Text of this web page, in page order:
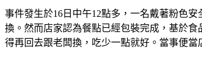
事件發生於16日中午12點多，一名戴著粉色
換。然而店家認為餐點已經包裝完成，基於
得再回去跟老闆換，吃少一點就好。當事便